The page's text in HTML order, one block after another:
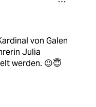
von Galen
Julia
werden. 😉😇